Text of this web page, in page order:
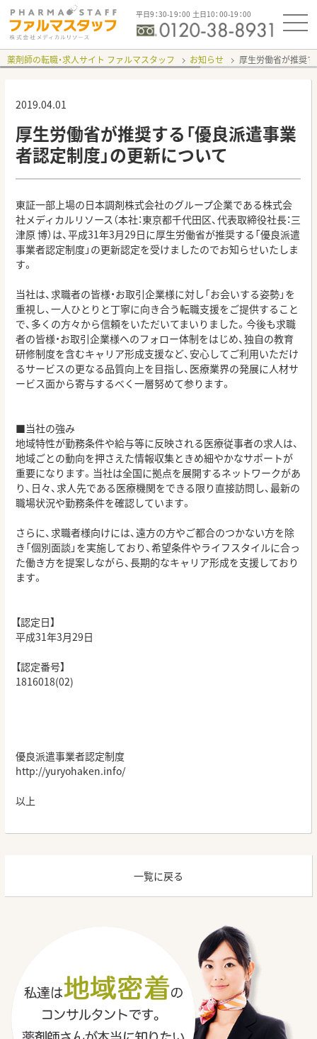
平日9：30-19：00 土日10：00-19：00
薬剤師の転職・求人サイト ファルマスタッフ お知らせ 厚生労働省が推奨
2019.04.01
厚生労働省が推奨する「優良派遣事業
者認定制度」の更新について
東証一部上場の日本調剤株式会社のグループ企業である株式会
社メディカルリソース（本社：東京都千代田区、代表取締役社長：三
津原 博）は、平成31年3月29日に厚生労働省が推奨する「優良派遣
事業者認定制度」の更新認定を受けましたのでお知らせいたしま
す。
当社は、求職者の皆様・お取引企業様に対し「お会いする姿勢」を
重視し、一人ひとりと丁寧に向き合う転職支援をご提供すること
で、多くの方々から信頼をいただいてまいりました。今後も求職
者の皆様・お取引企業様へのフォロー体制をはじめ、独自の教育
研修制度を含むキャリア形成支援など、安心してご利用いただけ
るサービスの更なる品質向上を目指し、医療業界の発展に人材サ
ービス面から寄与するべく一層努めて参ります。
■当社の強み
地域特性が勤務条件や給与等に反映される医療従事者の求人は、
地域ごとの動向を押さえた情報収集ときめ細やかなサポートが
重要になります。当社は全国に拠点を展開するネットワークがあ
り、日々、求人先である医療機関をできる限り直接訪問し、最新の
職場状況や勤務条件を確認しています。
さらに、求職者様向けには、遠方の方やご都合のつかない方を除
き「個別面談」を実施しており、希望条件やライフスタイルに合っ
た働き方を提案しながら、長期的なキャリア形成を支援しており
ます。
【認定日】
平成31年3月29日
【認定番号】
1816018(02)
優良派遣事業者認定制度
http://yuryohaken.info/
以上
一覧に戻る